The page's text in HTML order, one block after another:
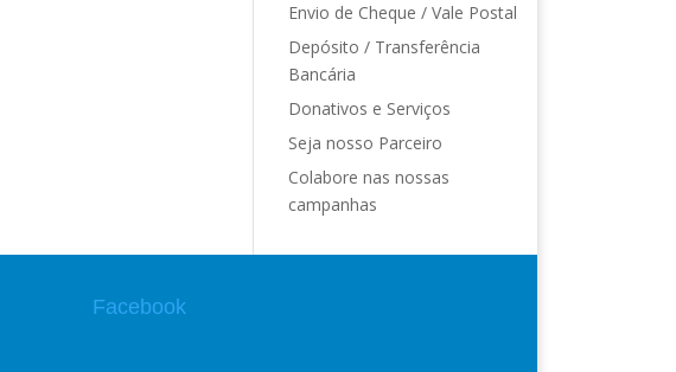
Envio de Cheque / Vale Postal
Depósito / Transferência
Bancária
Donativos e Serviços
Seja nosso Parceiro
Colabore nas nossas
campanhas
Facebook